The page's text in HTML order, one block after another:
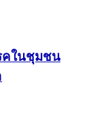
คในชุมชน